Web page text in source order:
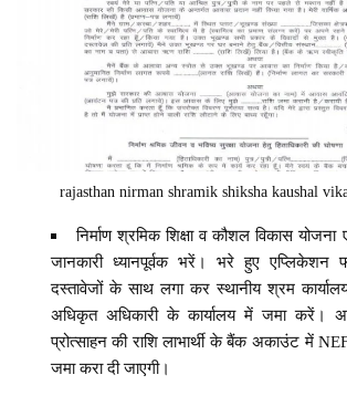
rajasthan nirman shramik shiksha kaushal
निर्माण श्रमिक शिक्षा व कौशल विकास योजना
जानकारी ध्यानपूर्वक भरें। भरे हुए एप्लिकेशन
दस्तावेजों के साथ लगा कर स्थानीय श्रम कार्यालय
अधिकृत अधिकारी के कार्यालय में जमा करें।
प्रोत्साहन की राशि लाभार्थी के बैंक अकाउंट में
जमा करा दी जाएगी।